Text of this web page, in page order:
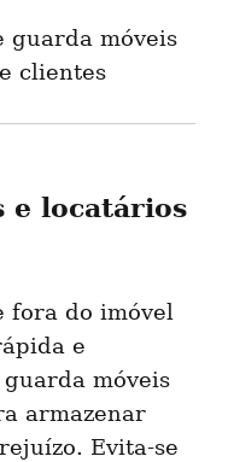
guarda móveis
clientes
e locatários
fora do imóvel
e
móveis
armazenar
Evita-se